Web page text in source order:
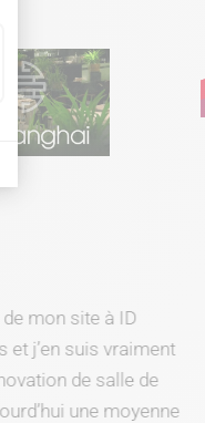
site à ID
suis vraiment
de salle de
une moyenne